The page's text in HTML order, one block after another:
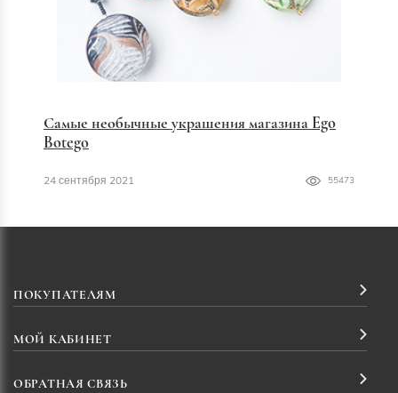
Самые необычные украшения магазина Ego
Botego
24 сентября 2021 55473
ПОКУПАТЕЛЯМ
МОЙ КАБИНЕТ
ОБРАТНАЯ СВЯЗЬ